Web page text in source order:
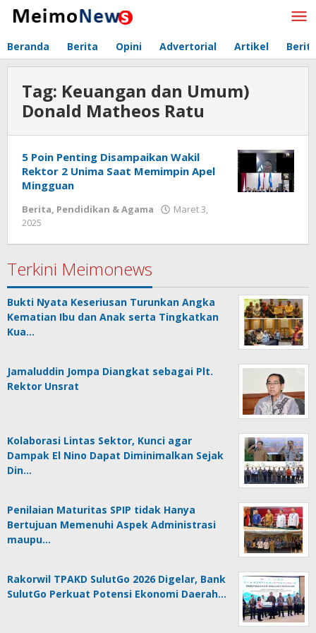
Lewati
Beranda Berita Opini Advertorial Artikel
Tag: Keuangan dan Umum)
Donald Matheos Ratu
5 Poin Penting Disampaikan Wakil
Rektor 2 Unima Saat Memimpin Apel
Mingguan
Berita, Pendidikan & Agama
Maret 3,
2025
Terkini Meimonews
Bukti Nyata Keseriusan Turunkan Angka
Kematian Ibu dan Anak serta Tingkatkan
Kua…
Jamaluddin Jompa Diangkat sebagai Plt.
Rektor Unsrat
Kolaborasi Lintas Sektor, Kunci agar
Dampak El Nino Dapat Diminimalkan Sejak
Din…
Penilaian Maturitas SPIP tidak Hanya
Bertujuan Memenuhi Aspek Administrasi
maupu…
Rakorwil TPAKD SulutGo 2026 Digelar, Bank
SulutGo Perkuat Potensi Ekonomi Daerah…